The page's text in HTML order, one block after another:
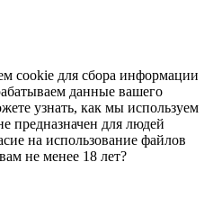
cookie для сбора информации
данные вашего
узнать, как мы используем
предназначен для людей
на использование файлов
не менее 18 лет?